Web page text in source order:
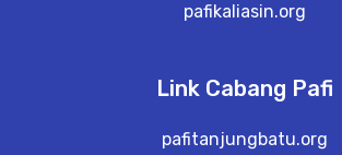
pafikaliasin.org
Link Cabang Pafi
pafitanjungbatu.org